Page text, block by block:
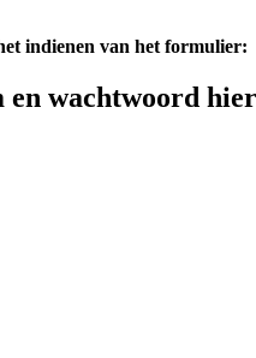
indienen van het formulier:
wachtwoord